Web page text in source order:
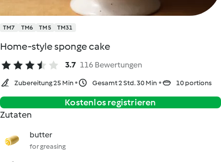
TM7 TM6 TM5 TM31
Home-style sponge cake
3.7 116 Bewertungen
Zubereitung 25 Min Gesamt 2 Std. 30 Min 10 portions
Kostenlos registrieren
Zutaten
butter
for greasing